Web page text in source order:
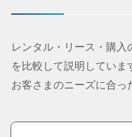
レンタル・リース・購
を比較して説明していま
お客さまのニーズに合っ